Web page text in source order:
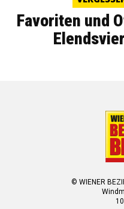
Favoriten und
© WIENER